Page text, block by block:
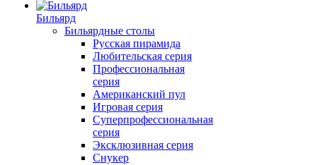
Бильярд
Бильярдные столы
Русская пирамида
Любительская серия
Профессиональная
серия
Американский пул
Игровая серия
Суперпрофессиональная
серия
Эксклюзивная серия
Снукер